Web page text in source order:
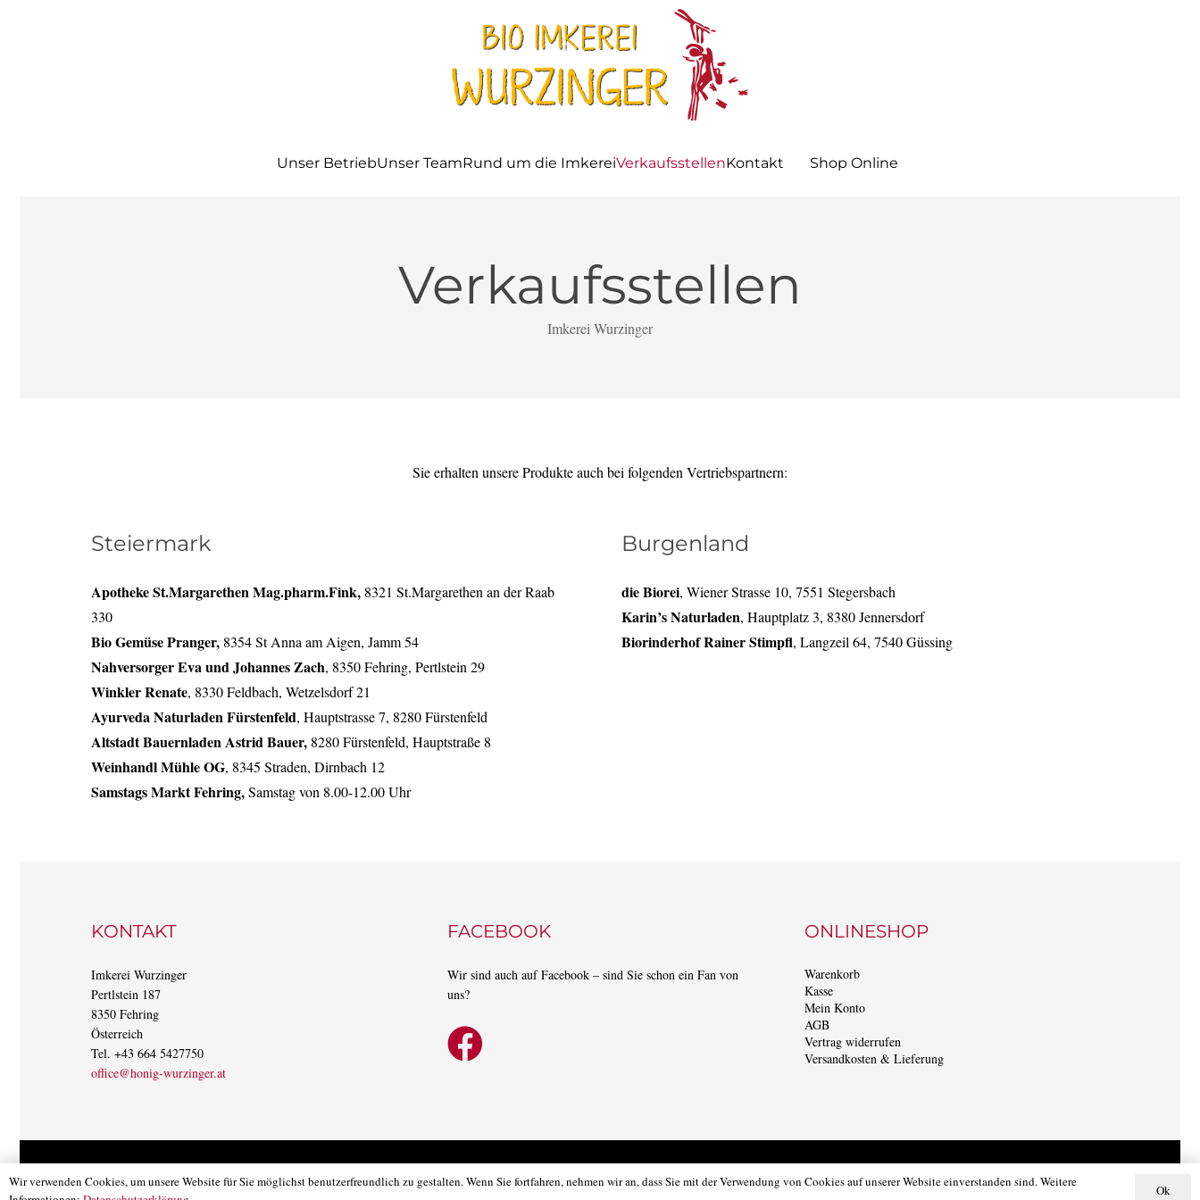
Unser BetriebUnser TeamRund um die ImkereiVerkaufsstellenKontakt Shop Online
Verkaufsstellen
Imkerei Wurzinger
Sie erhalten unsere Produkte auch bei folgenden Vertriebspartnern:
Steiermark
Apotheke St.Margarethen Mag.pharm.Fink, 8321 St.Margarethen an der Raab
330
Bio Gemüse Pranger, 8354 St Anna am Aigen, Jamm 54
Nahversorger Eva und Johannes Zach, 8350 Fehring, Pertlstein 29
Winkler Renate, 8330 Feldbach, Wetzelsdorf 21
Ayurveda Naturladen Fürstenfeld, Hauptstrasse 7, 8280 Fürstenfeld
Altstadt Bauernladen Astrid Bauer, 8280 Fürstenfeld, Hauptstraße 8
Weinhandl Mühle OG, 8345 Straden, Dirnbach 12
Samstags Markt Fehring,Samstag von 8.00-12.00 Uhr
Burgenland
die Biorei, Wiener Strasse 10, 7551 Stegersbach
Karin’s Naturladen, Hauptplatz 3, 8380 Jennersdorf
Biorinderhof Rainer Stimpfl, Langzeil 64, 7540 Güssing
KONTAKT
Imkerei Wurzinger
Pertlstein 187
8350 Fehring
Österreich
Tel. +43 664 5427750
office@honig-wurzinger.at
FACEBOOK
Wir sind auch auf Facebook – sind Sie schon ein Fan von
uns?
ONLINESHOP
Warenkorb
Kasse
Mein Konto
AGB
Vertrag widerrufen
Versandkosten & Lieferung
©2026 All rights reserved by Imkerei Wurzinger HOME KONTAKT IMPRESSUM DATENSCHUTZ
Wir verwenden Cookies, um unsere Website für Sie möglichst benutzerfreundlich zu gestalten. Wenn Sie fortfahren, nehmen wir an, dass Sie mit der Verwendung von Cookies auf unserer Website einverstanden sind. Weitere
Ok